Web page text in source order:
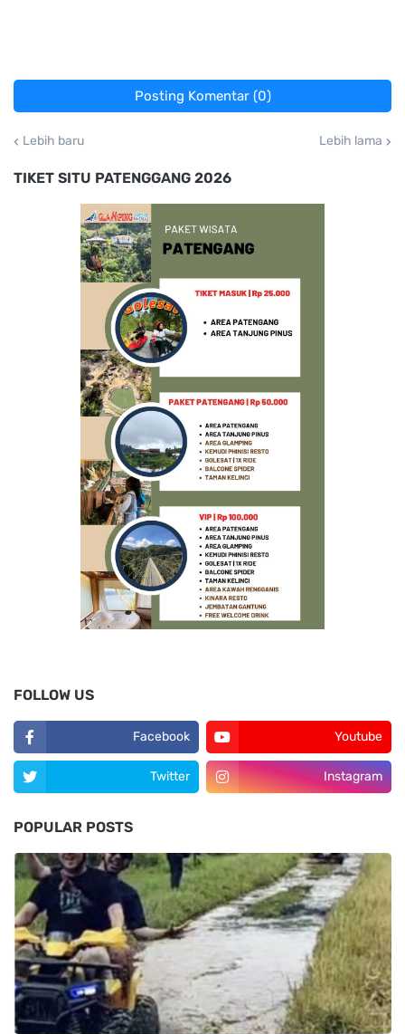
Posting Komentar (0)
Lebih baru Lebih lama
TIKET SITU PATENGGANG 2026
FOLLOW US
Facebook Youtube
Twitter Instagram
POPULAR POSTS